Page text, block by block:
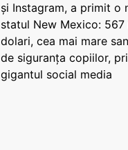
și Instagram, a primit o
statul New Mexico: 567
dolari, cea mai mare
de siguranța copiilor,
gigantul social media